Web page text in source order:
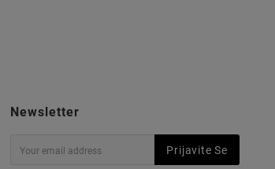
Newsletter
Prijavite Se